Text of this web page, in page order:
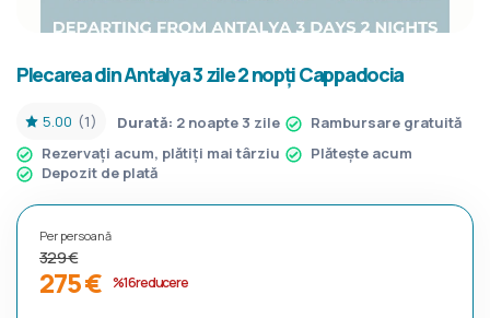
Plecarea din Antalya 3 zile 2 nopți Cappadocia
5.00 (1) Durată: 2 noapte 3 zile
Rambursare gratuită
Rezervați acum, plătiți mai târziu
Plătește acum
Depozit de plată
Per persoană
329 €
275 € %16 reducere